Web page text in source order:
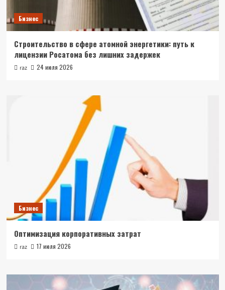
Бизнес
Строительство в сфере атомной энергетики: путь к
лицензии Росатома без лишних задержек
raz 24 июля 2026
Бизнес
Оптимизация корпоративных затрат
raz 17 июля 2026